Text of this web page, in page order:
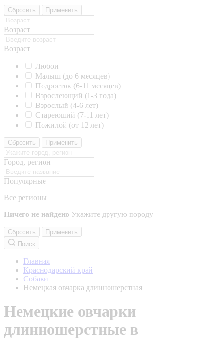
Сбросить Применить
Возраст
Возраст
Любой
Малыш (до 6 месяцев)
Подросток (6-11 месяцев)
Взрослеющий (1-3 года)
Взрослый (4-6 лет)
Стареющий (7-11 лет)
Пожилой (от 12 лет)
Сбросить Применить
Город, регион
Популярные
Все регионы
Ничего не найдено Укажите другую породу
Сбросить
Применить
Поиск
Главная
Краснодарский край
Собаки
Немецкая овчарка длинношерстная
Немецкие овчарки
длинношерстные в